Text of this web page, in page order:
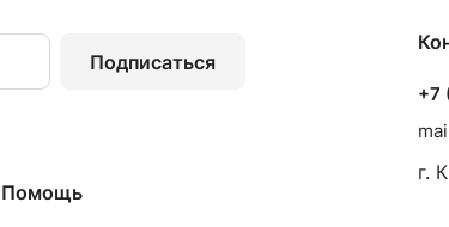
Подписаться
Помощь
+7
г.